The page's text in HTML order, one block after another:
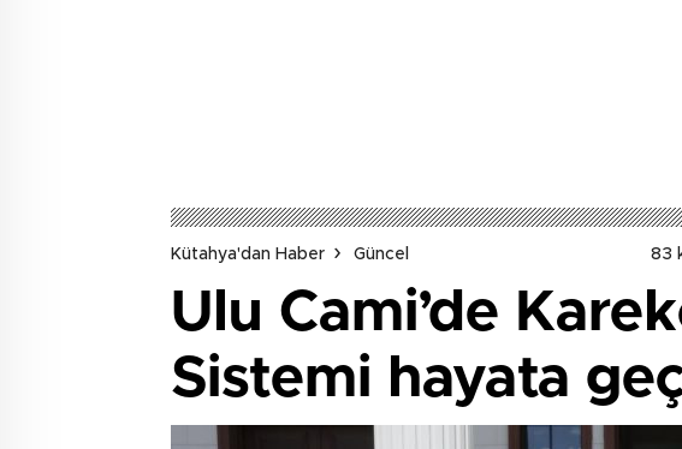
Kütahya'dan Haber Güncel 83
Ulu Cami’de
Sistemi hayata